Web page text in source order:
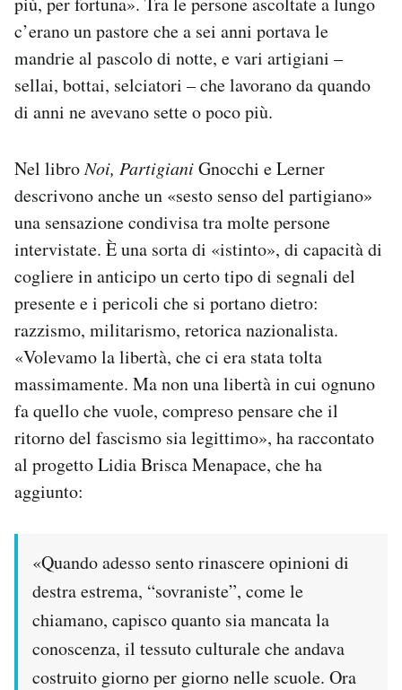
c’erano un pastore che a sei anni portava le
mandrie al pascolo di notte, e vari artigiani –
sellai, bottai, selciatori – che lavorano da quando
di anni ne avevano sette o poco più.
Nel libroNoi, PartigianiGnocchi e Lerner
descrivono anche un «sesto senso del partigiano»
una sensazione condivisa tra molte persone
intervistate. È una sorta di «istinto», di capacità di
cogliere in anticipo un certo tipo di segnali del
presente e i pericoli che si portano dietro:
razzismo, militarismo, retorica nazionalista.
«Volevamo la libertà, che ci era stata tolta
massimamente. Ma non una libertà in cui ognuno
fa quello che vuole, compreso pensare che il
ritorno del fascismo sia legittimo», ha raccontato
al progetto Lidia Brisca Menapace, che ha
aggiunto:
«Quando adesso sento rinascere opinioni di
destra estrema, “sovraniste”, come le
chiamano, capisco quanto sia mancata la
conoscenza, il tessuto culturale che andava
costruito giorno per giorno nelle scuole. Ora